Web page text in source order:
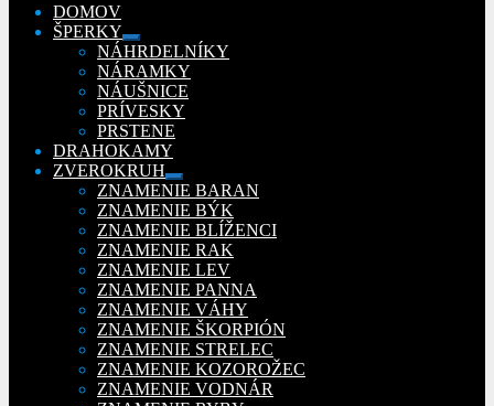
DOMOV
ŠPERKY
Rozbaliť
podradené
menu
NÁHRDELNÍKY
NÁRAMKY
NÁUŠNICE
PRÍVESKY
PRSTENE
DRAHOKAMY
ZVEROKRUH
Rozbaliť
podradené
menu
ZNAMENIE BARAN
ZNAMENIE BÝK
ZNAMENIE BLÍŽENCI
ZNAMENIE RAK
ZNAMENIE LEV
ZNAMENIE PANNA
ZNAMENIE VÁHY
ZNAMENIE ŠKORPIÓN
ZNAMENIE STRELEC
ZNAMENIE KOZOROŽEC
ZNAMENIE VODNÁR